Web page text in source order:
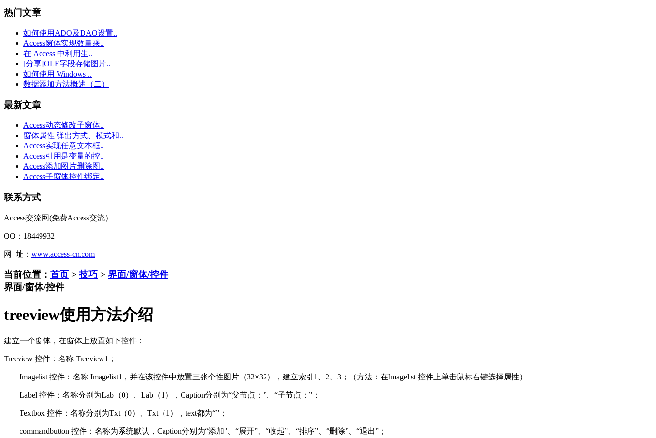
热门文章
如何使用ADO及DAO设置..
Access窗体实现数量乘..
在 Access 中利用生..
[分享]OLE字段存储图片..
如何使用 Windows ..
数据添加方法概述（二）
最新文章
Access动态修改子窗体..
窗体属性 弹出方式、模式和..
Access实现任意文本框..
Access引用是变量的控..
Access添加图片删除图..
Access子窗体控件绑定..
联系方式
Access交流网(免费Access交流）
QQ：18449932
网 址： www.access-cn.com
当前位置： 首页 >技巧 > 界面/窗体/控件
界面/窗体/控件
treeview使用方法介绍
建立一个窗体，在窗体上放置如下控件：
Treeview 控件：名称 Treeview1；
Imagelist 控件：名称 Imagelist1，并在该控件中放置三张个性图片（32×32），建立索引1、2、3；（方法：在Imagelist 控件上单击鼠标右键选择属性）
Label 控件：名称分别为Lab（0）、Lab（1），Caption分别为“父节点：”、“子节点：”；
Textbox 控件：名称分别为Txt（0）、Txt（1），text都为“”；
commandbutton 控件：名称为系统默认，Caption分别为“添加”、“展开”、“收起”、“排序”、“删除”、“退出”；